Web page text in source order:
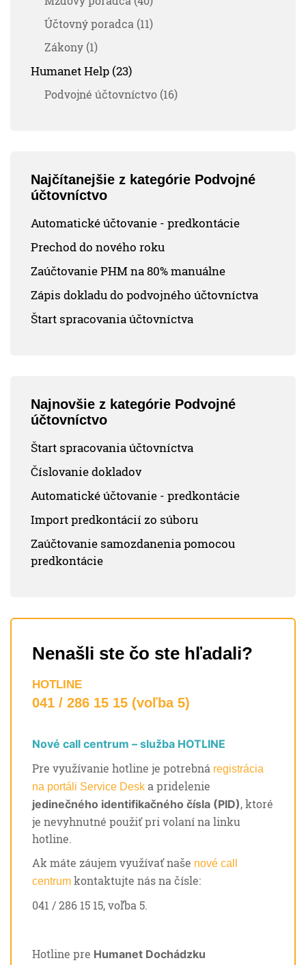
Účtovný poradca (11)
Zákony (1)
Humanet Help (23)
Podvojné účtovníctvo (16)
Najčítanejšie z kategórie Podvojné
účtovníctvo
Automatické účtovanie - predkontácie
Prechod do nového roku
Zaúčtovanie PHM na 80% manuálne
Zápis dokladu do podvojného účtovníctva
Štart spracovania účtovníctva
Najnovšie z kategórie Podvojné
účtovníctvo
Štart spracovania účtovníctva
Číslovanie dokladov
Automatické účtovanie - predkontácie
Import predkontácií zo súboru
Zaúčtovanie samozdanenia pomocou
predkontácie
Nenašli ste čo ste hľadali?
HOTLINE
041 / 286 15 15 (voľba 5)
Nové call centrum – služba HOTLINE
Pre využívanie hotline je potrebná registrácia
na portáli Service Desk a pridelenie
jedinečného identifikačného čísla (PID), ktoré
je nevyhnutné použiť pri volaní na linku
hotline.
Ak máte záujem využívať naše nové call
centrum kontaktujte nás na čísle:
041 / 286 15 15, voľba 5.
Hotline pre Humanet Dochádzku